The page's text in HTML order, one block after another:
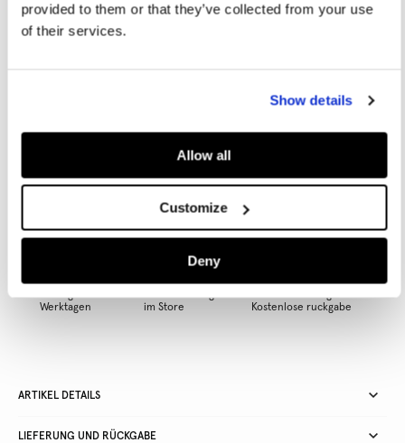
provided to them or that they’ve collected from your use
of their services.
Show details
Allow all
Customize
Deny
Frau neu interpretiert, vereint die W11-Linie eine rebellische,
Werktagen
im Store
Kostenlose ruckgabe
ARTIKEL DETAILS
LIEFERUNG UND RÜCKGABE